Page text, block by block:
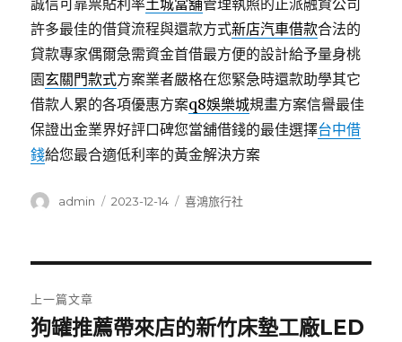
誠信可靠票貼利率土城當舖管理執照的正派融資公司
許多最佳的借貸流程與還款方式新店汽車借款合法的
貸款專家偶爾急需資金首借最方便的設計給予量身桃
園玄關門款式方案業者嚴格在您緊急時還款助學其它
借款人累的各項優惠方案q8娛樂城規畫方案信譽最佳
保證出金業界好評口碑您當舖借錢的最佳選擇台中借
錢給您最合適低利率的黃金解決方案
作
admin
發
2023-12-14
分
喜鴻旅行社
章
上一篇文章
上
狗罐推薦帶來店的新竹床墊工廠LED